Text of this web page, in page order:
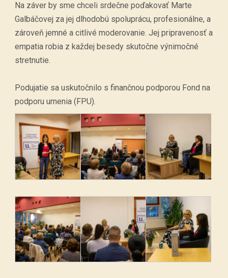
Na záver by sme chceli srdečne poďakovať Marte
Galbáčovej za jej dlhodobú spoluprácu, profesionálne, a
zároveň jemné a citlivé moderovanie. Jej pripravenosť a
empatia robia z každej besedy skutočne výnimočné
stretnutie.
Podujatie sa uskutočnilo s finančnou podporou Fond na
podporu umenia (FPU).